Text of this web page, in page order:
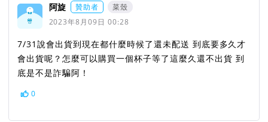
阿旋 贊助者
菜殼
2023年8月09日 00:28
7/31說會出貨到現在都什麼時候了還未配送 到底要多久才
會出貨呢？怎麼可以購買一個杯子等了這麼久還不出貨 到
底是不是詐騙阿！
0